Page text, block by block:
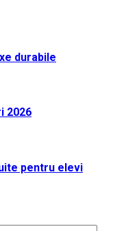
durabile
2026
pentru elevi